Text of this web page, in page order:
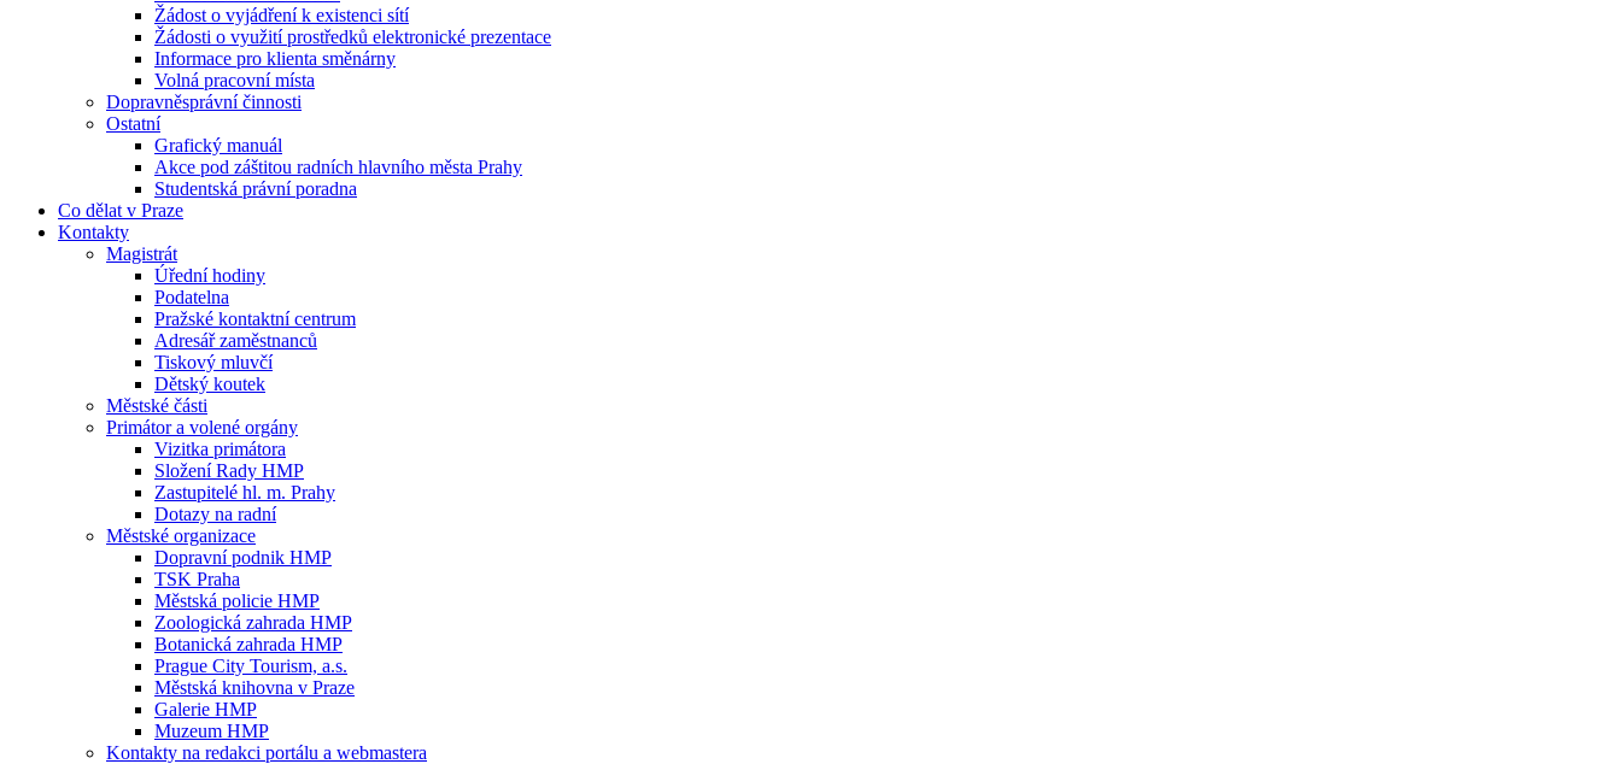
Žádost o vyjádření k existenci sítí
Žádosti o využití prostředků elektronické prezentace
Informace pro klienta směnárny
Volná pracovní místa
Dopravněsprávní činnosti
Ostatní
Grafický manuál
Akce pod záštitou radních hlavního města Prahy
Studentská právní poradna
Co dělat v Praze
Kontakty
Magistrát
Úřední hodiny
Podatelna
Pražské kontaktní centrum
Adresář zaměstnanců
Tiskový mluvčí
Dětský koutek
Městské části
Primátor a volené orgány
Vizitka primátora
Složení Rady HMP
Zastupitelé hl. m. Prahy
Dotazy na radní
Městské organizace
Dopravní podnik HMP
TSK Praha
Městská policie HMP
Zoologická zahrada HMP
Botanická zahrada HMP
Prague City Tourism, a.s.
Městská knihovna v Praze
Galerie HMP
Muzeum HMP
Kontakty na redakci portálu a webmastera